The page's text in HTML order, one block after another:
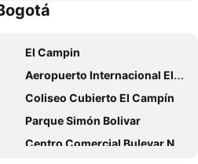
Grand Hyatt Bogota
Novotel Bogota Parque 93
Ayenda 1055 Agora INN Corferias
Courtyard by Marriott Bogota Airport
Soy Local Parque La 93
Hotel Dorado 100
El Campin
Aeropuerto Internacional El Dorado
Coliseo Cubierto El Campín
Parque Simón Bolivar
Centro Comercial Bulevar Niza